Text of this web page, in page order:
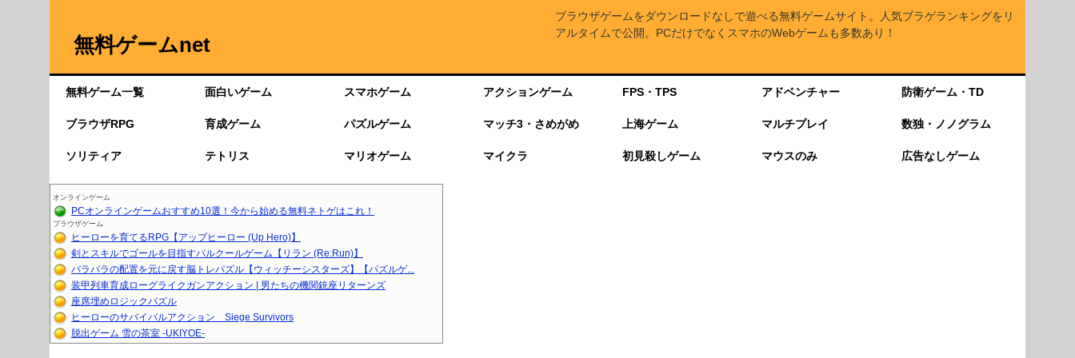
無料ゲームnet
ブラウザゲームをダウンロードなしで遊べる無料ゲームサイト。人気ブラゲランキングをリ
アルタイムで公開。PCだけでなくスマホのWebゲームも多数あり！
無料ゲーム一覧 面白いゲーム スマホゲーム アクションゲーム FPS・TPS アドベンチャー 防衛ゲーム・TD
ブラウザRPG 育成ゲーム パズルゲーム マッチ3・さめがめ 上海ゲーム マルチプレイ 数独・ノノグラム
ソリティア テトリス マリオゲーム マイクラ 初見殺しゲーム マウスのみ 広告なしゲーム
オンラインゲーム
PCオンラインゲームおすすめ10選！今から始める無料ネトゲはこれ！
ブラウザゲーム
ヒーローを育てるRPG【アップヒーロー (Up Hero)】
剣とスキルでゴールを目指すパルクールゲーム【リラン (Re:Run)】
バラバラの配置を元に戻す脳トレパズル【ウィッチーシスターズ】【パズルゲ...
装甲列車育成ローグライクガンアクション | 男たちの機関銃座リターンズ
座席埋めロジックパズル
ヒーローのサバイバルアクション Siege Survivors
脱出ゲーム 雪の茶室 -UKIYOE-